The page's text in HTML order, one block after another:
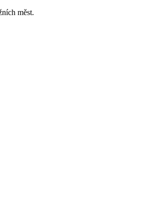
měst.